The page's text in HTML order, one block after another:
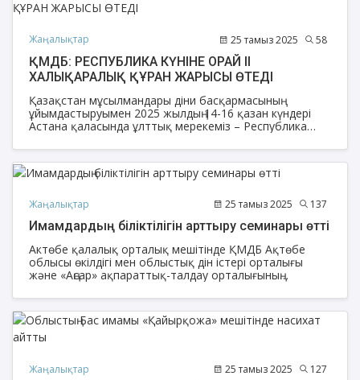
Жаңалықтар 25 тамыз 2025 58
ҚМДБ: РЕСПУБЛИКА КҮНІНЕ ОРАЙ ІІ
ХАЛЫҚАРАЛЫҚ ҚҰРАН ЖАРЫСЫ ӨТЕДІ
Қазақстан мұсылмандары діни басқармасының
ұйымдастыруымен 2025 жылдың 14-16 қазан күндері
Астана қаласында ұлттық мерекеміз – Республика
халықаралық Құран жарысы өтеді.
Жаңалықтар 25 тамыз 2025 137
Имамдардың біліктілігін арттыру семинары өтті
Актөбе қалалық орталық мешітінде ҚМДБ Ақтөбе
облысы өкілдігі мен облыстық дін істері орталығы
және «Аңсар» ақпараттық-талдау орталығының
семинары өтті.
Жаңалықтар 25 тамыз 2025 127